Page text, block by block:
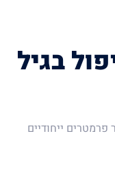
בגיל
ייחודיים